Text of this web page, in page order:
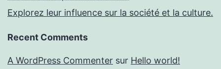
Explorez leur influence sur la société et la culture.
Recent Comments
A WordPress Commenter sur Hello world!